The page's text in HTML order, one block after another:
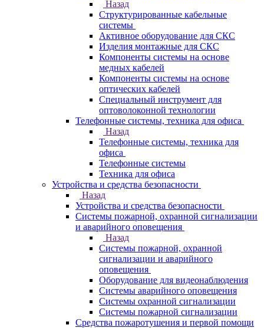
Назад
Структурированные кабельные
системы
Активное оборудование для СКС
Изделия монтажные для СКС
Компоненты системы на основе
медных кабелей
Компоненты системы на основе
оптических кабелей
Специальный инструмент для
оптоволоконной технологии
Телефонные системы, техника для офиса
Назад
Телефонные системы, техника для
офиса
Телефонные системы
Техника для офиса
Устройства и средства безопасности
Назад
Устройства и средства безопасности
Системы пожарной, охранной сигнализации
и аварийного оповещения
Назад
Системы пожарной, охранной
сигнализации и аварийного
оповещения
Оборудование для видеонаблюдения
Системы аварийного оповещения
Системы охранной сигнализации
Системы пожарной сигнализации
Средства пожаротушения и первой помощи